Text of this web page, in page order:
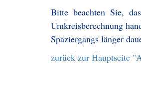
Bitte beachten Sie,
Umkreisberechnung
Spaziergangs länger
zurück zur Hauptseite